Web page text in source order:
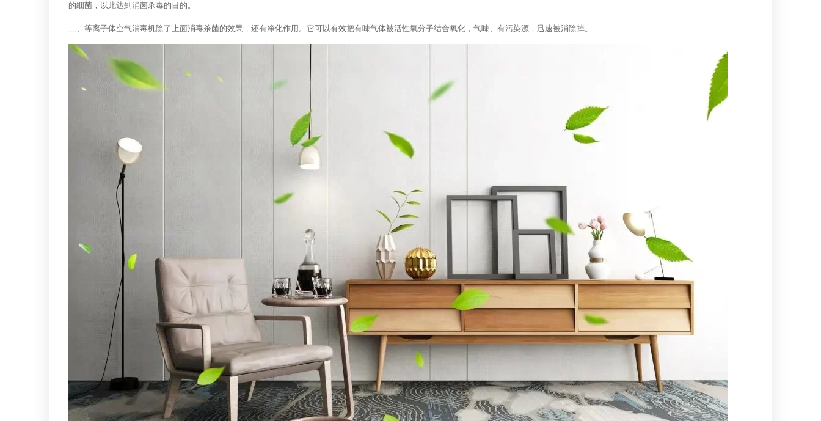
的细菌，以此达到消菌杀毒的目的。
二、等离子体空气消毒机除了上面消毒杀菌的效果，还有净化作用。它可以有效把有味气体被活性氧分子结合氧化，气味、有污染源，迅速被消除掉。